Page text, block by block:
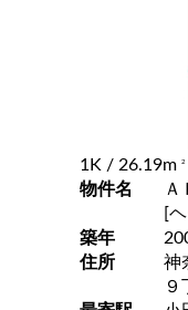
1K / 26.19m 2
物件名
[
築年
住所
神
９